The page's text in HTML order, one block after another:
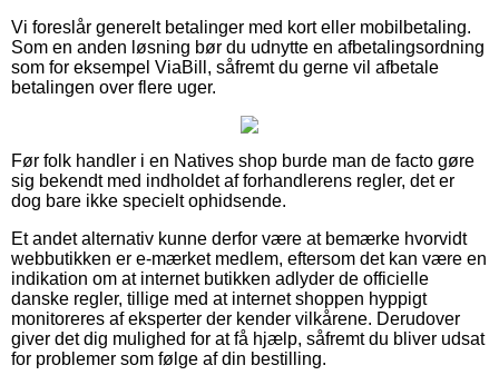
Vi foreslår generelt betalinger med kort eller mobilbetaling.
Som en anden løsning bør du udnytte en afbetalingsordning
som for eksempel ViaBill, såfremt du gerne vil afbetale
betalingen over flere uger.
Før folk handler i en Natives shop burde man de facto gøre
sig bekendt med indholdet af forhandlerens regler, det er
dog bare ikke specielt ophidsende.
Et andet alternativ kunne derfor være at bemærke hvorvidt
webbutikken er e-mærket medlem, eftersom det kan være en
indikation om at internet butikken adlyder de officielle
danske regler, tillige med at internet shoppen hyppigt
monitoreres af eksperter der kender vilkårene. Derudover
giver det dig mulighed for at få hjælp, såfremt du bliver udsat
for problemer som følge af din bestilling.